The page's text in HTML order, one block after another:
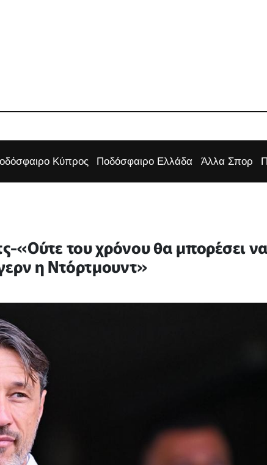
Κύπρος Ποδόσφαιρο Ελλάδα Άλλα Σπορ
«Ούτε του χρόνου θα μπορέσει να
η Ντόρτμουντ»